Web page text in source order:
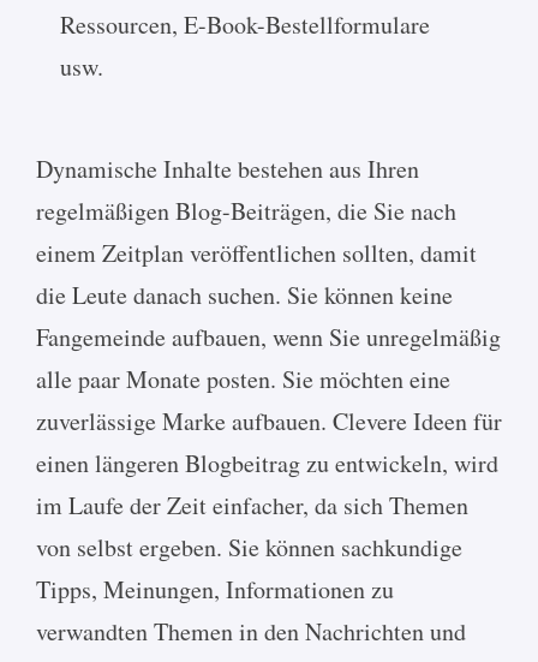
Ressourcen, E-Book-Bestellformulare
usw.
Dynamische Inhalte bestehen aus Ihren
regelmäßigen Blog-Beiträgen, die Sie nach
einem Zeitplan veröffentlichen sollten, damit
die Leute danach suchen. Sie können keine
Fangemeinde aufbauen, wenn Sie unregelmäßig
alle paar Monate posten. Sie möchten eine
zuverlässige Marke aufbauen. Clevere Ideen für
einen längeren Blogbeitrag zu entwickeln, wird
im Laufe der Zeit einfacher, da sich Themen
von selbst ergeben. Sie können sachkundige
Tipps, Meinungen, Informationen zu
verwandten Themen in den Nachrichten und